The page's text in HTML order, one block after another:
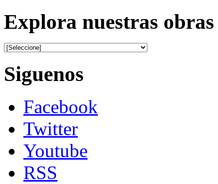
Explora nuestras
Siguenos
Facebook
Twitter
Youtube
RSS